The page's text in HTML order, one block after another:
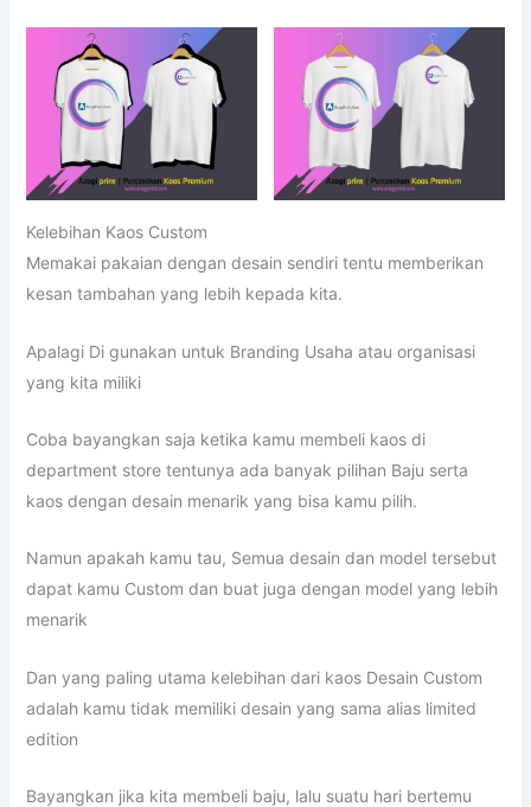
Kelebihan Kaos Custom
Memakai pakaian dengan desain sendiri tentu memberikan
kesan tambahan yang lebih kepada kita.
Apalagi Di gunakan untuk Branding Usaha atau organisasi
yang kita miliki
Coba bayangkan saja ketika kamu membeli kaos di
department store tentunya ada banyak pilihan Baju serta
kaos dengan desain menarik yang bisa kamu pilih.
Namun apakah kamu tau, Semua desain dan model tersebut
dapat kamu Custom dan buat juga dengan model yang lebih
menarik
Dan yang paling utama kelebihan dari kaos Desain Custom
adalah kamu tidak memiliki desain yang sama alias limited
edition
Bayangkan jika kita membeli baju, lalu suatu hari bertemu